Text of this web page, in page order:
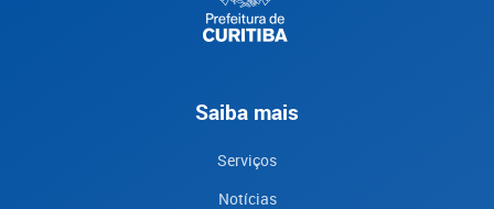
Saiba mais
Serviços
Notícias